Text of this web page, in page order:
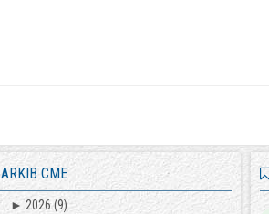
ARKIB CME
► 2026(9)